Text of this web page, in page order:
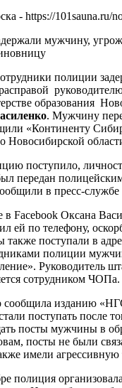
- https://101sauna.ru/
полиции
образования
. Мужчину
«Континенту
поступило,
передан
в пресс-службе
в Facebook Оксана
ей по телефону,
также поступали в
полиции
Руководитель
сотрудником ЧОПа.
сообщила изданию
поступать после
посты мужчины в
посты не были
имели агрессивную
полиция